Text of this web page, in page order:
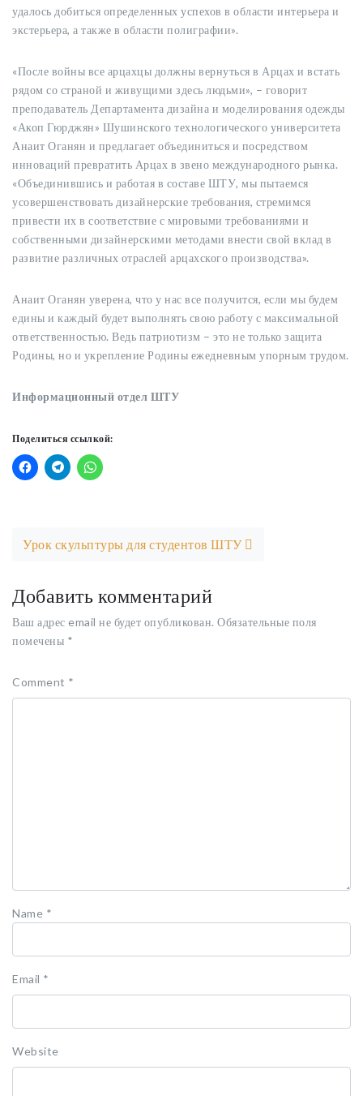
удалось добиться определенных успехов в области интерьера и
экстерьера, а также в области полиграфии».
«После войны все арцахцы должны вернуться в Арцах и встать
рядом со страной и живущими здесь людьми», – говорит
преподаватель Департамента дизайна и моделирования одежды
«Акоп Гюрджян» Шушинского технологического университета
Анаит Оганян и предлагает объединиться и посредством
инноваций превратить Арцах в звено международного рынка.
«Объединившись и работая в составе ШТУ, мы пытаемся
усовершенствовать дизайнерские требования, стремимся
привести их в соответствие с мировыми требованиями и
собственными дизайнерскими методами внести свой вклад в
развитие различных отраслей арцахского производства».
Анаит Оганян уверена, что у нас все получится, если мы будем
едины и каждый будет выполнять свою работу с максимальной
ответственностью. Ведь патриотизм – это не только защита
Родины, но и укрепление Родины ежедневным упорным трудом.
Информационный отдел ШТУ
Поделиться ссылкой:
Урок скульптуры для студентов ШТУ
Добавить комментарий
Ваш адрес email не будет опубликован. Обязательные поля
помечены *
Comment *
Name *
Email *
Website